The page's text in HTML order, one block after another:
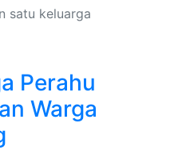
satu keluarga
Perahu
Warga